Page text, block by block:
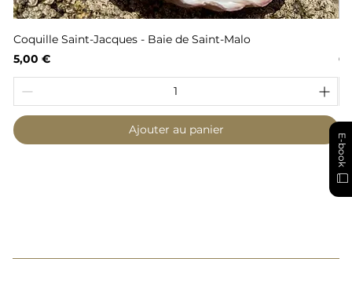
Coquille Saint-Jacques - Baie de Saint-Malo
Prix
5,00 €
Ajouter au panier
E-book